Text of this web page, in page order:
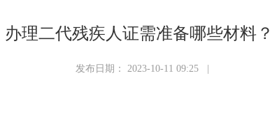
办理二代残疾人证需准备哪些材料？
发布日期： 2023-10-11 09:25 |